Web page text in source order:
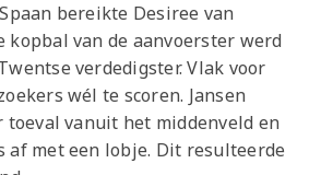
bereikte Desiree van
kopbal van de aanvoerster werd
verdedigster. Vlak voor
wél te scoren. Jansen
toeval vanuit het middenveld en
af met een lobje. Dit resulteerde